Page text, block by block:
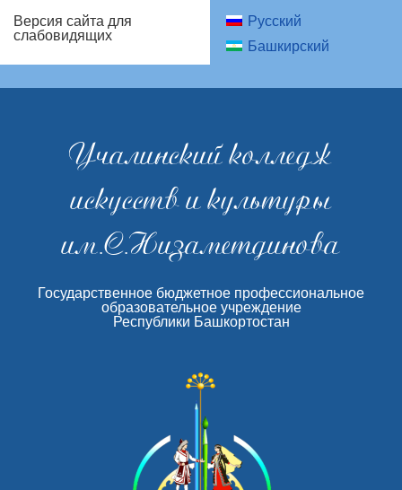
Версия сайта для
слабовидящих
Русский
Башкирский
Учалинский колледж
искусств и культуры
им.С.Низаметдинова
Государственное бюджетное профессиональное
образовательное учреждение
Республики Башкортостан